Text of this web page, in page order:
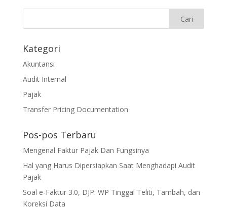
Kategori
Akuntansi
Audit Internal
Pajak
Transfer Pricing Documentation
Pos-pos Terbaru
Mengenal Faktur Pajak Dan Fungsinya
Hal yang Harus Dipersiapkan Saat Menghadapi Audit
Pajak
Soal e-Faktur 3.0, DJP: WP Tinggal Teliti, Tambah, dan
Koreksi Data